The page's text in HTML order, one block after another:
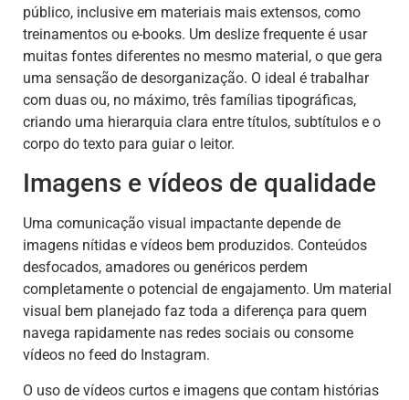
público, inclusive em materiais mais extensos, como
treinamentos ou e-books. Um deslize frequente é usar
muitas fontes diferentes no mesmo material, o que gera
uma sensação de desorganização. O ideal é trabalhar
com duas ou, no máximo, três famílias tipográficas,
criando uma hierarquia clara entre títulos, subtítulos e o
corpo do texto para guiar o leitor.
Imagens e vídeos de qualidade
Uma comunicação visual impactante depende de
imagens nítidas e vídeos bem produzidos. Conteúdos
desfocados, amadores ou genéricos perdem
completamente o potencial de engajamento. Um material
visual bem planejado faz toda a diferença para quem
navega rapidamente nas redes sociais ou consome
vídeos no feed do Instagram.
O uso de vídeos curtos e imagens que contam histórias